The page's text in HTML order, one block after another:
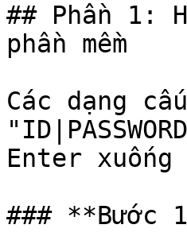
## Phần 1:
phần mềm
Các dạng
Enter
### **Bước